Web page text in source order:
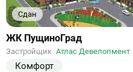
Сдан
Ссылка
объект
ЖК ПущиноГрад
Застройщик Атлас Девелопмент
Комфорт